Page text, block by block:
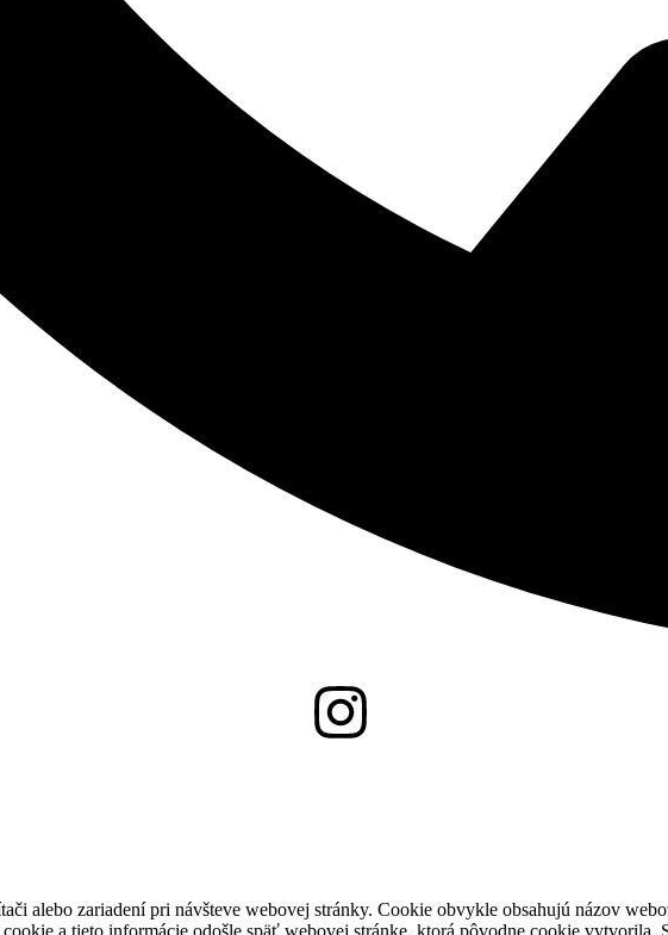
alebo zariadení pri návšteve webovej stránky. Cookie obvykle obsahujú názov
a tieto informácie odošle späť webovej stránke, ktorá pôvodne cookie vytvorila.